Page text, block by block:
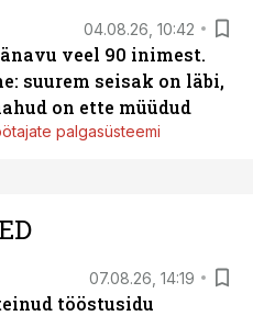
04.08.26, 10:42
veel 90 inimest.
suurem seisak on läbi,
on ette müüdud
palgasüsteemi
07.08.26, 14:19
tööstusidu